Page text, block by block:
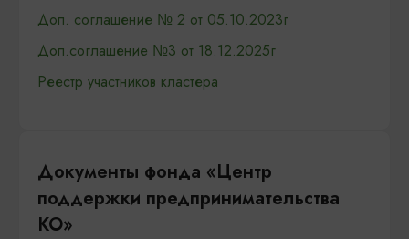
Доп. соглашение № 2 от 05.10.2023г
Доп.соглашение №3 от 18.12.2025г
Реестр участников кластера
Документы фонда «Центр
поддержки предпринимательства
КО»